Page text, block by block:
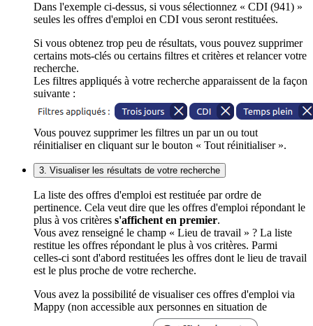
Dans l'exemple ci-dessus, si vous sélectionnez « CDI (941) »
seules les offres d'emploi en CDI vous seront restituées.
Si vous obtenez trop peu de résultats, vous pouvez supprimer
certains mots-clés ou certains filtres et critères et relancer votre
recherche.
Les filtres appliqués à votre recherche apparaissent de la façon
suivante :
Vous pouvez supprimer les filtres un par un ou tout
réinitialiser en cliquant sur le bouton « Tout réinitialiser ».
3. Visualiser les résultats de votre recherche
La liste des offres d'emploi est restituée par ordre de
pertinence. Cela veut dire que les offres d'emploi répondant le
plus à vos critères s'affichent en premier.
Vous avez renseigné le champ « Lieu de travail » ? La liste
restitue les offres répondant le plus à vos critères. Parmi
celles-ci sont d'abord restituées les offres dont le lieu de travail
est le plus proche de votre recherche.
Vous avez la possibilité de visualiser ces offres d'emploi via
Mappy (non accessible aux personnes en situation de